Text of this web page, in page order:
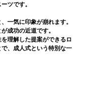
ツです。
一気に印象が崩れます。
成功の近道です。
理解した提案ができるロ
、成人式という特別な一